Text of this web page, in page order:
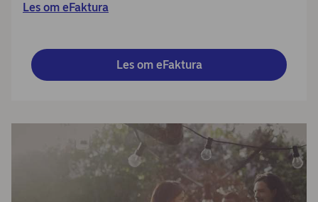
Les om eFaktura
Les om eFaktura